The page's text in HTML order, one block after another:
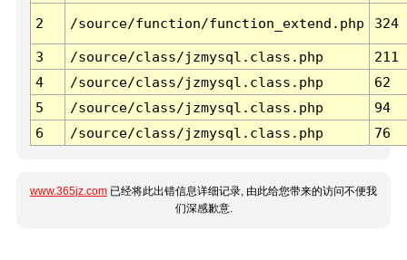
2 /source/function/function_extend.php 324
3 /source/class/jzmysql.class.php
211
4
/source/class/jzmysql.class.php
62
5
/source/class/jzmysql.class.php
94
6
/source/class/jzmysql.class.php 76
www.365jz.com 已经将此出错信息详细记录, 由此给您带来的访问不便我
们深感歉意.